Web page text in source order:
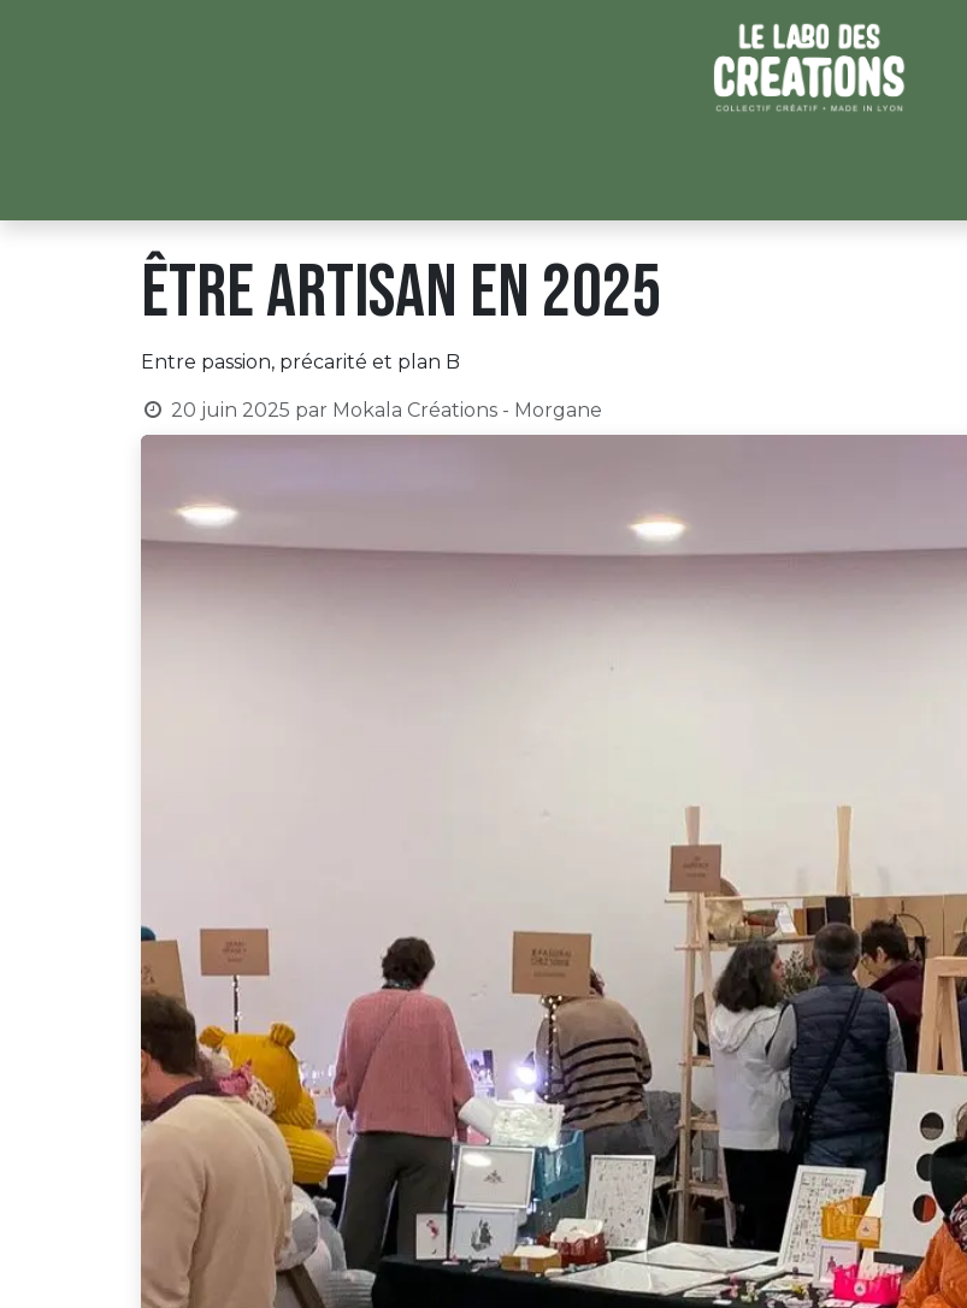
Être artisan en 2025
Entre passion, précarité et plan B
20 juin 2025 par Mokala Créations - Morgane